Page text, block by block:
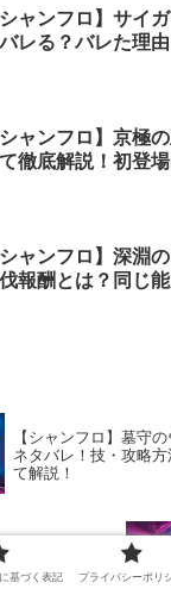
シャンフロ】サイ
レる？バレた理由
シャンフロ】京極
徹底解説！初登
シャンフロ】深淵
報酬とは？同じ能
【シャンフロ】墓守
ネタバレ！技・攻略
て解説！
ングTOP10！
ガー０？
基づく表記 プライバシーポリ